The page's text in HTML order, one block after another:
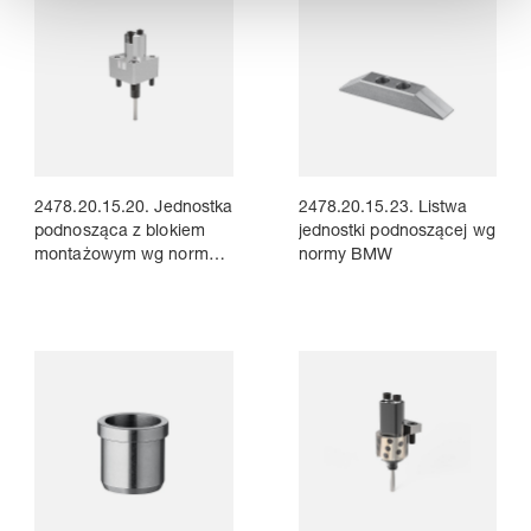
2478.20.15.20. Jednostka
podnosząca z blokiem
montażowym wg normy
2478.20.15.23. Listwa
jednostki podnoszącej wg
normy BMW